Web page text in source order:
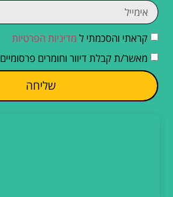
קראתי והסכמתי ל מדיניות הפרטיות
מאשר/ת קבלת דיוור וחומרים פרסומיים
שליחה